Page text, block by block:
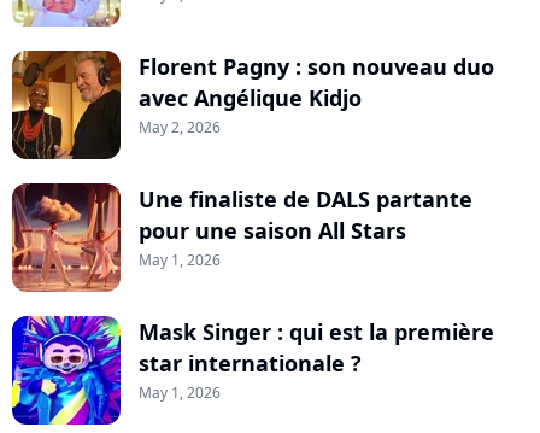
Florent Pagny : son nouveau duo
avec Angélique Kidjo
May 2, 2026
Une finaliste de DALS partante
pour une saison All Stars
May 1, 2026
Mask Singer : qui est la première
star internationale ?
May 1, 2026